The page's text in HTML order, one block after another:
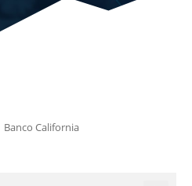
Banco California